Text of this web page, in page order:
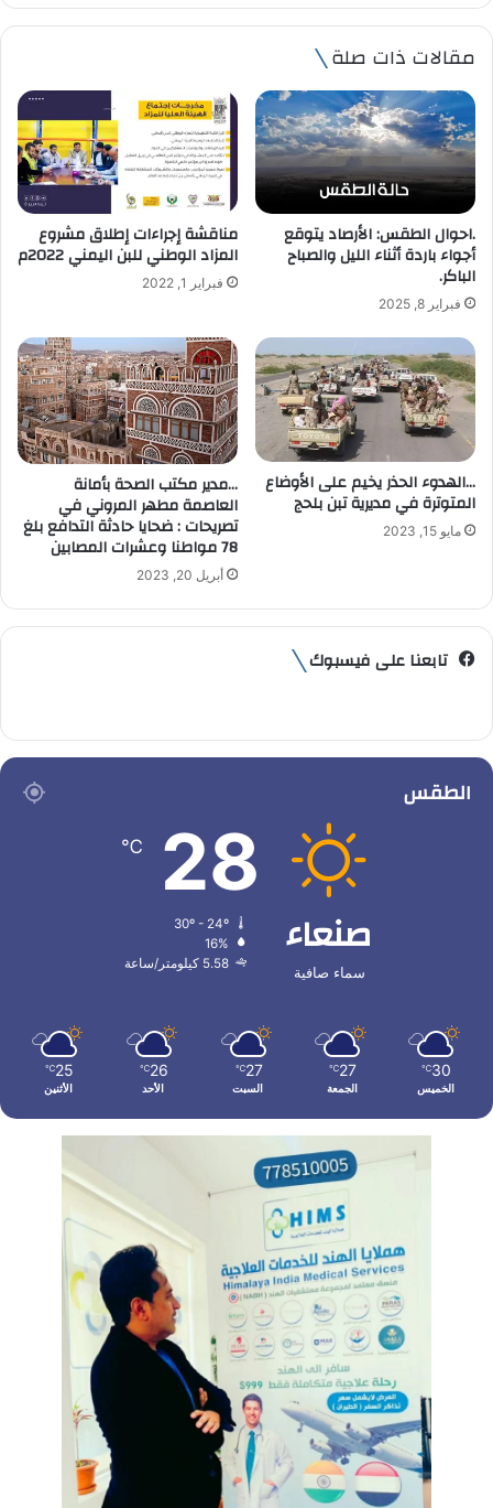
ر
د
ا
ل
إ
ل
ك
ر
و
ي
مقالات ذات صلة
.احوال الطقس: الأرصاد يتوقع
أجواء باردة أثناء الليل والصباح
الباكر.
فبراير 8, 2025
مناقشة إجراءات إطلاق مشروع
المزاد الوطني للبن اليمني 2022م
فبراير 1, 2022
…الهدوء الحذر يخيم على الأوضاع
المتوترة في مديرية تبن بلحج
مايو 15, 2023
…مدير مكتب الصحة بأمانة
العاصمة مطهر المروني في
تصريحات : ضحايا حادثة التدافع بلغ
78 مواطنا وعشرات المصابين
أبريل 20, 2023
تابعنا على فيسبوك
الطقس
صنعاء
سماء صافية
28
℃
16%
5.58 كيلومتر/ساعة
30
℃
الخميس
27
℃
الجمعة
27
℃
السبت
26
℃
الأحد
25
℃
الأثنين